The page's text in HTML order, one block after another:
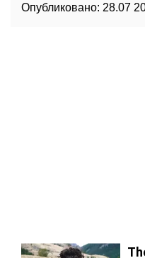
Опубликовано: 28.07